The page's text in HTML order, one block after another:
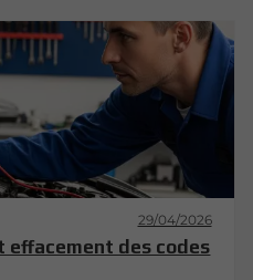
29/04/2026
effacement des codes